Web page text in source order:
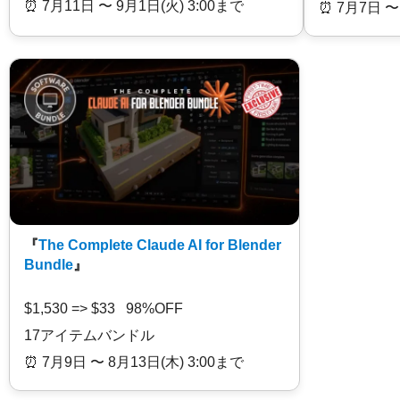
⏰️ 7月11日 〜 9月1日(火) 3:00まで
⏰️ 7月7日
『The Complete Claude AI for Blender
Bundle 』
$1,530 => $33 98%OFF
17アイテムバンドル
⏰️ 7月9日 〜 8月13日(木) 3:00まで